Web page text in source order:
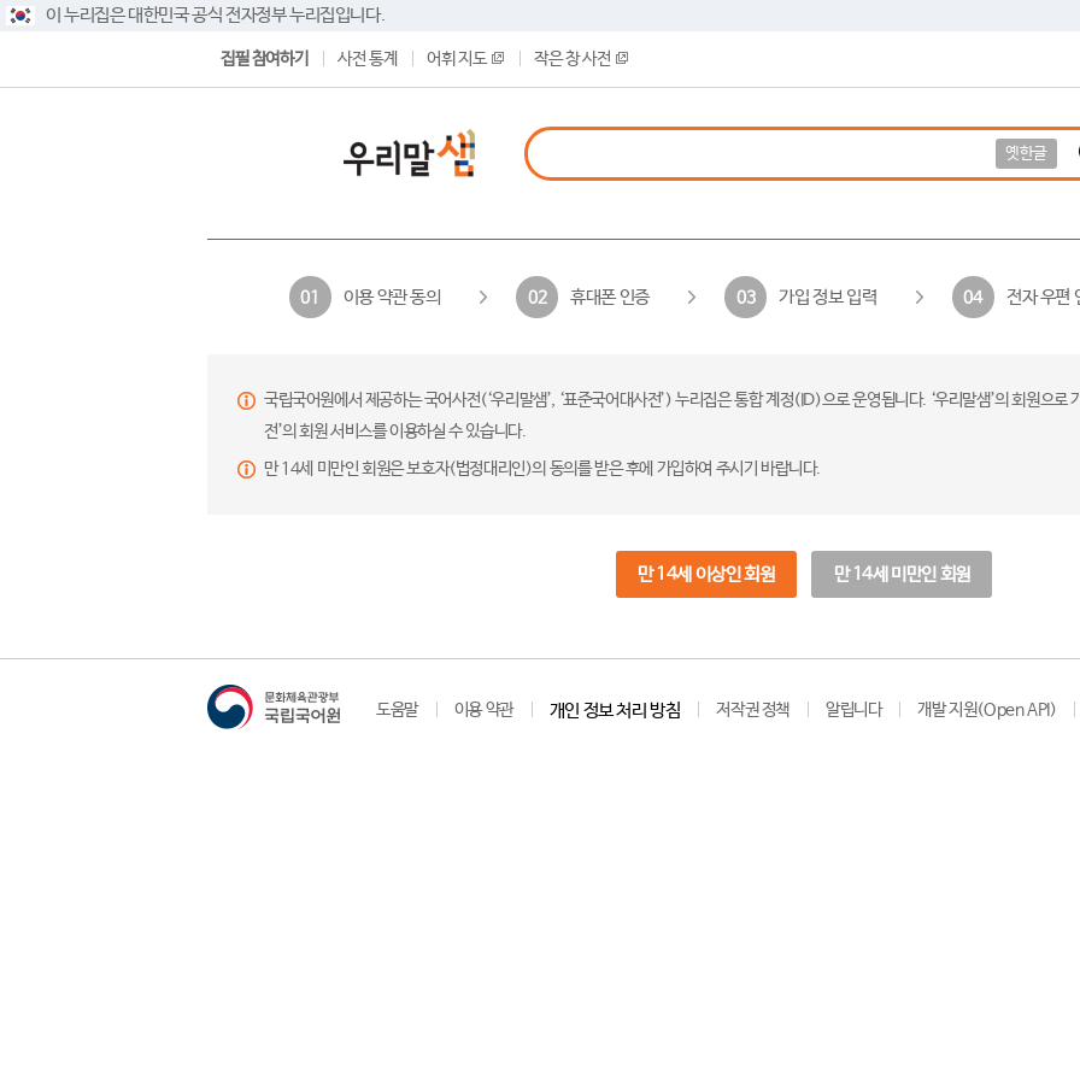
이 누리집은 대한민국 공식 전자정부 누리집입니다.
집필 참여하기 사전 통계 어휘 지도 작은 창 사전
옛한글
01 이용 약관 동의 02 휴대폰 인증 03 가입 정보 입력 04 전자 우편
국립국어원에서 제공하는 국어사전(‘우리말샘’, ‘표준국어대사전’) 누리집은 통합 계정(ID)으로 운영됩니다. ‘우리말샘’의 회원으
전’의 회원 서비스를 이용하실 수 있습니다.
만 14세 미만인 회원은 보호자(법정대리인)의 동의를 받은 후에 가입하여 주시기 바랍니다.
만 14세 이상인 회원 만 14세 미만인 회원
도움말 이용 약관 개인 정보 처리 방침 저작권 정책 알립니다 개발 지원(Open API)